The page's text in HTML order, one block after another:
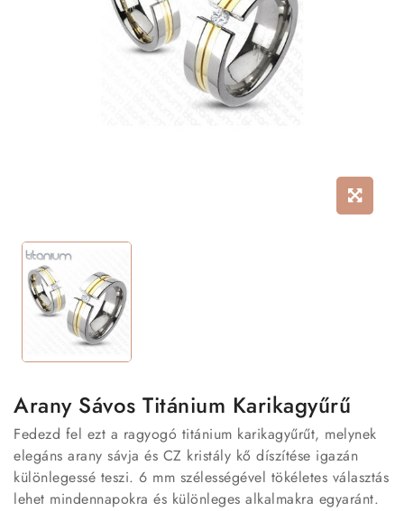
Arany Sávos Titánium Karikagyűrű
Fedezd fel ezt a ragyogó titánium karikagyűrűt, melynek
elegáns arany sávja és CZ kristály kő díszítése igazán
különlegessé teszi. 6 mm szélességével tökéletes választás
lehet mindennapokra és különleges alkalmakra egyaránt.